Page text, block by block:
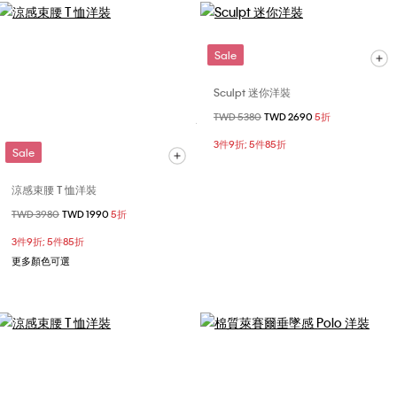
Sale
涼感束腰 T 恤洋裝
價格扣減從
TWD 3980 至
TWD 1990 5折
3件9折; 5件85折
更多顏色可選
Sale
Sculpt 迷你洋裝
價格扣減從
TWD 5380 至
TWD 2690 5折
3件9折; 5件85折